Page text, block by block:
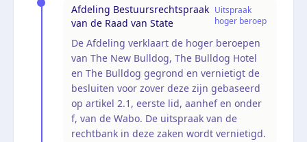
Afdeling Bestuursrechtspraak
van de Raad van State
Uitspraak
hoger beroep
De Afdeling verklaart de hoger beroepen
van The New Bulldog, The Bulldog Hotel
en The Bulldog gegrond en vernietigt de
besluiten voor zover deze zijn gebaseerd
op artikel 2.1, eerste lid, aanhef en onder
f, van de Wabo. De uitspraak van de
rechtbank in deze zaken wordt vernietigd.